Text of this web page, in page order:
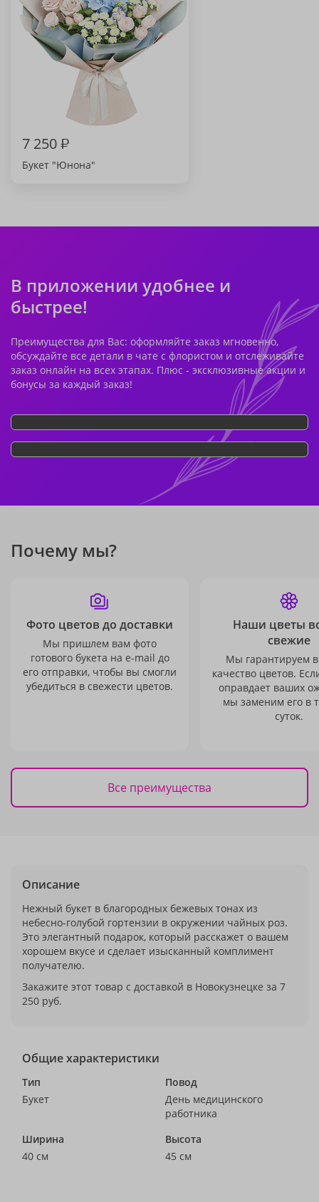
7 250₽
Букет "Юнона"
В приложении удобнее и
быстрее!
Преимущества для Вас: оформляйте заказ мгновенно,
обсуждайте все детали в чате с флористом и отслеживайте
заказ онлайн на всех этапах. Плюс - эксклюзивные акции и
бонусы за каждый заказ!
Почему мы?
Фото цветов до доставки
Мы пришлем вам фото
готового букета на e-mail до
его отправки, чтобы вы смогли
убедиться в свежести цветов.
Наши цветы
свежие
Мы гарантируем
качество цветов.
оправдает ваших
мы заменим его в
суток.
Все преимущества
Описание
Нежный букет в благородных бежевых тонах из
небесно-голубой гортензии в окружении чайных роз.
Это элегантный подарок, который расскажет о вашем
хорошем вкусе и сделает изысканный комплимент
получателю.
Закажите этот товар с доставкой в Новокузнецке за 7
250 руб.
Общие характеристики
Тип
Букет
Повод
День медицинского
работника
Ширина
40 см
Высота
45 см